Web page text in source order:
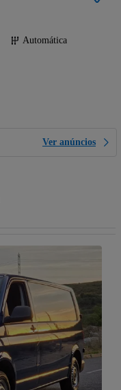
Automática
Ver anúncios